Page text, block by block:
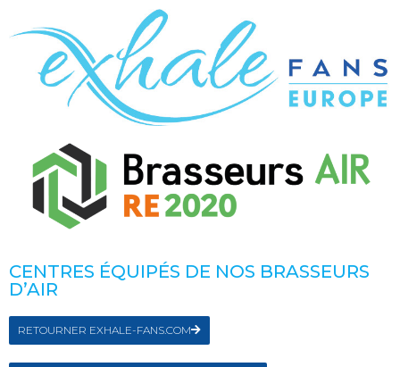
CENTRES ÉQUIPÉS DE NOS BRASSEURS
D’AIR
RETOURNER EXHALE-FANS.COM